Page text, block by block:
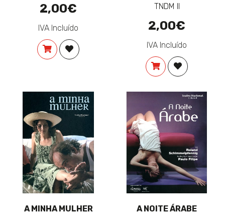
2,00€
IVA Incluído
COMPRARADICIONAR À LISTA DE DESEJOS
TNDM II
2,00€
IVA Incluído
COMPRARADICIONAR
A MINHA MULHER
A NOITE ÁRABE